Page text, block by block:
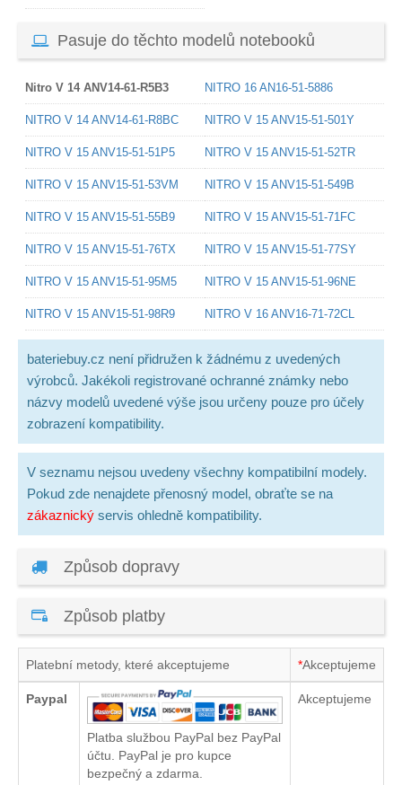
Pasuje do těchto modelů notebooků
Nitro V 14 ANV14-61-R5B3 NITRO 16 AN16-51-5886
NITRO V 14 ANV14-61-R8BC NITRO V 15 ANV15-51-501Y
NITRO V 15 ANV15-51-51P5 NITRO V 15 ANV15-51-52TR
NITRO V 15 ANV15-51-53VM NITRO V 15 ANV15-51-549B
NITRO V 15 ANV15-51-55B9 NITRO V 15 ANV15-51-71FC
NITRO V 15 ANV15-51-76TX NITRO V 15 ANV15-51-77SY
NITRO V 15 ANV15-51-95M5 NITRO V 15 ANV15-51-96NE
NITRO V 15 ANV15-51-98R9 NITRO V 16 ANV16-71-72CL
bateriebuy.cz není přidružen k žádnému z uvedených
výrobců. Jakékoli registrované ochranné známky nebo
názvy modelů uvedené výše jsou určeny pouze pro účely
zobrazení kompatibility.
V seznamu nejsou uvedeny všechny kompatibilní modely.
Pokud zde nenajdete přenosný model, obraťte se na
zákaznický servis ohledně kompatibility.
Způsob dopravy
Způsob platby
Platební metody, které akceptujeme *Akceptujeme
Paypal
Platba službou PayPal bez PayPal
účtu. PayPal je pro kupce
bezpečný a zdarma.
Akceptujeme